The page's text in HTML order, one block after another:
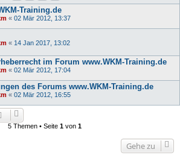
Training.de
« 02 Mär 2012, 13:37
« 14 Jan 2017, 13:02
im Forum www.WKM-Training.de
« 02 Mär 2012, 17:04
des Forums www.WKM-Training.de
« 02 Mär 2012, 16:55
5 Themen • Seite 1 von 1
Gehe zu